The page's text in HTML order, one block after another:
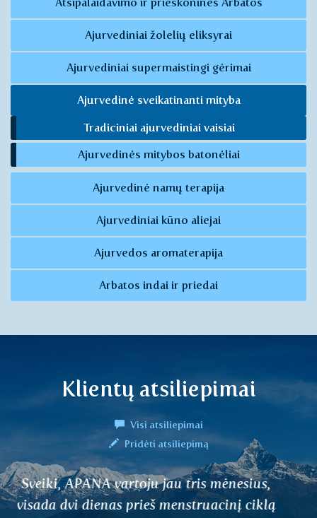
Atsipalaidavimo ir prieskoninės Arbatos
Ajurvediniai žolelių eliksyrai
Ajurvediniai supermaistingi gėrimai
Ajurvedinė sveikatinanti mityba
Tradiciniai ajurvediniai vaisiai
Ajurvedinės mitybos batonėliai
Ajurvedinė namų terapija
Ajurvediniai kūno aliejai
Ajurvedos aromaterapija
Arbatos indai ir priedai
Klientų atsiliepimai
Visi atsiliepimai
Pridėti atsiliepimą
Tai geros arbatos.
Jindřiška Průšová, Třebívlice